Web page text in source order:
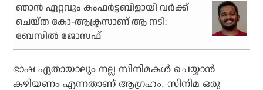
ഞാന്‍ ഏറ്റവും കംഫര്‍ട്ടബിളായി വര്‍ക്ക്
ചെയ്ത കോ-ആക്ട്രസാണ് ആ നടി:
ബേസില്‍ ജോസഫ്
ഭാഷ ഏതായാലും നല്ല സിനിമകൾ ചെയ്യാൻ
കഴിയണം എന്നതാണ് ആഗ്രഹം. സിനിമ ഒരു